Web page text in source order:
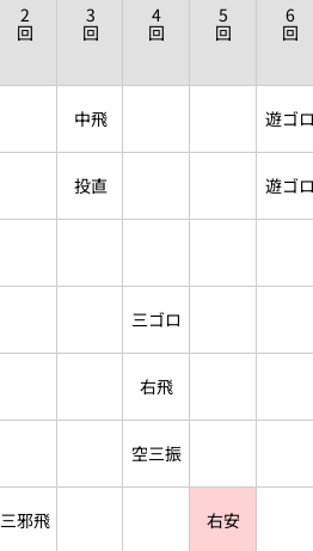
2
回
3
回
4
回
5
回
6
回
中飛 遊ゴ
投直 遊ゴ
三ゴロ
右飛
空三振
三邪飛 右安